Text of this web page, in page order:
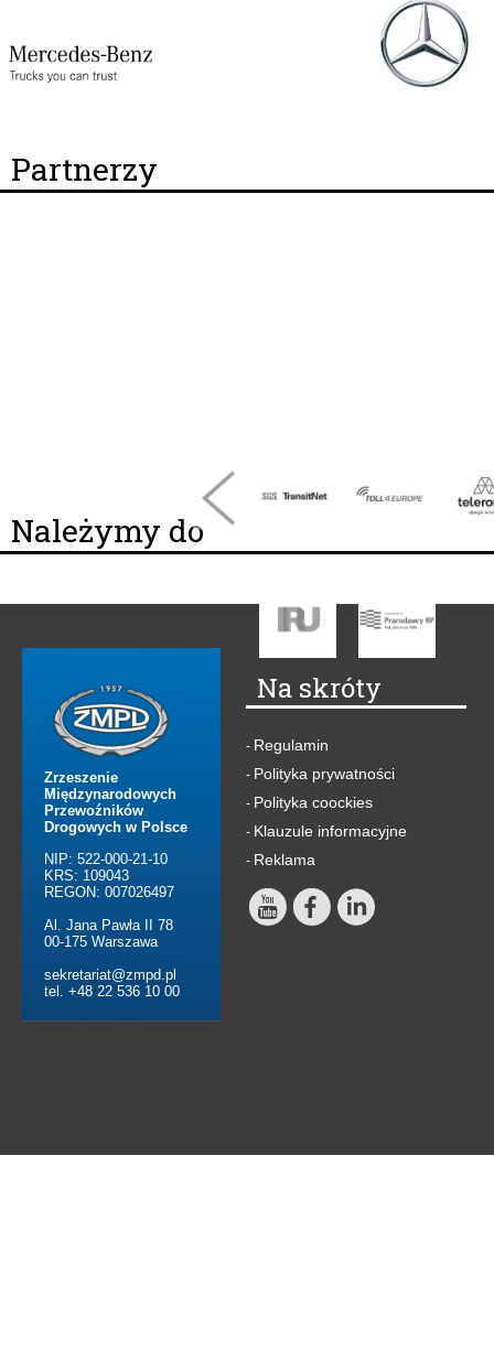
Partnerzy
Należymy do
Zrzeszenie
Międzynarodowych
Przewoźników
Drogowych w Polsce
NIP: 522-000-21-10
KRS: 109043
REGON: 007026497
Al. Jana Pawła II 78
00-175 Warszawa
sekretariat@zmpd.pl
tel. +48 22 536 10 00
Na skróty
- Regulamin
- Polityka prywatności
- Polityka coockies
- Klauzule informacyjne
- Reklama